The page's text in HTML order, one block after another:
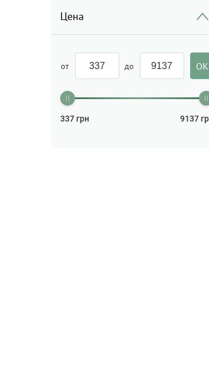
Цена
от до
337 грн 9137